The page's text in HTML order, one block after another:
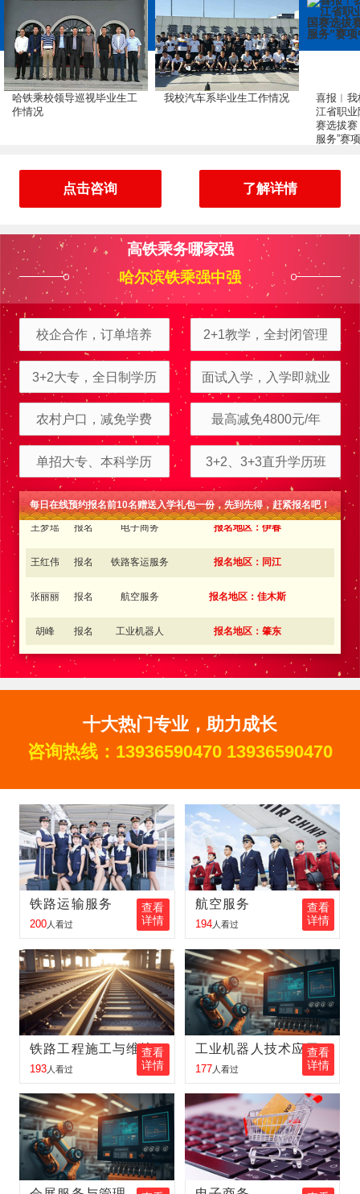
哈铁乘校领导巡视毕业生工
作情况
我校汽车系毕业生工作情况
喜报︱我
江省职
赛选拔赛
服务”赛
点击咨询 了解详情
高铁乘务哪家强
哈尔滨铁乘强中强
校企合作，订单培养 2+1教学，全封闭管理
3+2大专，全日制学历 面试入学，入学即就业
农村户口，减免学费 最高减免4800元/年
单招大专、本科学历 3+2、3+3直升学历班
每日在线预约报名前10名赠送入学礼包一份，先到先得，赶紧报名吧！
报名 报名地区：伊春
铁路客运服务 报名地区：肇东
张昕鑫 报名 护理 报名地区：齐齐哈尔
李立新 报名 工程测量 报名地区：五大连池
孙 丽 报名 铁路客运服务 报名地区：大庆
金向东 报名 新能源汽车 报名地区：双鸭山
李金奇 报名 邮轮乘务 报名地区：吉林
王梦瑶 报名 电子商务 报名地区：伊春
王红伟 报名 铁路客运服务 报名地区：同江
张丽丽 报名 航空服务 报名地区：佳木斯
胡峰 报名 工业机器人 报名地区：肇东
周立可 报名 电子商务 报名地区：伊春
富大龙 工程测量 报名地区：五大连池
张昕鑫 报名
孙 丽 报名 铁路客运服务 报名地区：大庆
金向东 报名 新能源汽车 报名地区：双鸭山
王中琪 报名 铁路客运服务 报名地区：内蒙古
邮轮乘务
王梦瑶 报名 电子商务 报名地区：伊春
王红伟 报名 铁路客运服务 报名地区：同江
张丽丽 报名 航空服务 报名地区：佳木斯
胡峰 报名 工业机器人 报名地区：肇东
十大热门专业，助力成长
咨询热线： 13936590470 13936590470
铁路运输服务
200人看过
查看
详情
航空服务
194人看过
查看
详情
铁路工程施工与维护
193人看过
查看
详情
工业机器人技术应用
177人看过
查看
详情